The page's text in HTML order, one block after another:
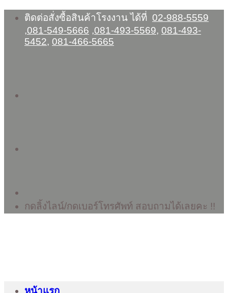
Skip
content
ติดต่อสั่งซื้อสินค้าโรงงาน ได้ที่ 02-988-5559
,081-549-5666 ,081-493-5569, 081-493-
5452, 081-466-5665
กดลิ้งไลน์/กดเบอร์โทรศัพท์ สอบถามได้เลยคะ !!